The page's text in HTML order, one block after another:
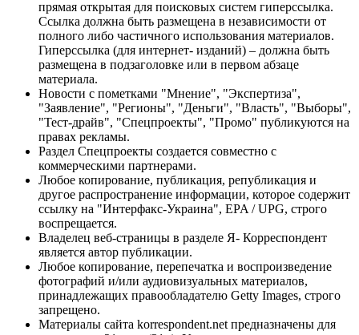
прямая открытая для поисковых систем гиперссылка.
Ссылка должна быть размещена в независимости от
полного либо частичного использования материалов.
Гиперссылка (для интернет- изданий) – должна быть
размещена в подзаголовке или в первом абзаце
материала.
Новости с пометками "Мнение", "Экспертиза",
"Заявление", "Регионы", "Деньги", "Власть", "Выборы",
"Тест-драйв", "Спецпроекты", "Промо" публикуются на
правах рекламы.
Раздел Спецпроекты создается совместно с
коммерческими партнерами.
Любое копирование, публикация, републикация и
другое распространение информации, которое содержит
ссылку на "Интерфакс-Украина", EPA / UPG, строго
воспрещается.
Владелец веб-страницы в разделе Я- Корреспондент
является автор публикации.
Любое копирование, перепечатка и воспроизведение
фотографий и/или аудиовизуальных материалов,
принадлежащих правообладателю Getty Images, строго
запрещено.
Материалы сайта korrespondent.net предназначены для